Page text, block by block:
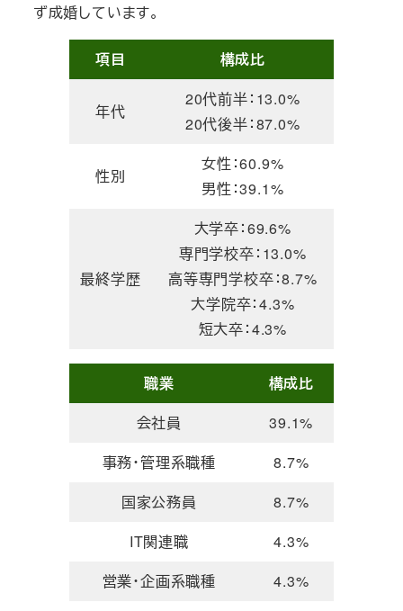
ず成婚しています。
項目 構成比
年代
20代前半：13.0%
20代後半：87.0%
性別
女性：60.9%
男性：39.1%
最終学歴
大学卒：69.6%
専門学校卒：13.0%
高等専門学校卒：8.7%
大学院卒：4.3%
短大卒：4.3%
職業
構成比
会社員
39.1%
事務・管理系職種
8.7%
国家公務員
8.7%
IT関連職
4.3%
営業・企画系職種
4.3%